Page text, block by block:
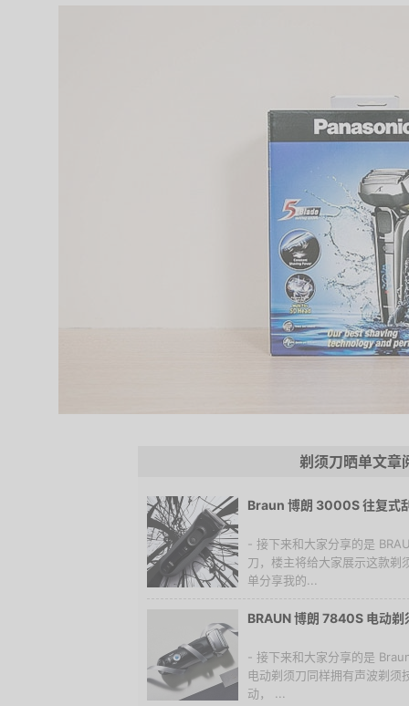
剃须刀晒单文章
Braun 博朗 3000S 往复式
- 接下来和大家分享的是
刀，楼主将给大家展示这款剃
单分享我的...
BRAUN 博朗 7840S 电动剃
- 接下来和大家分享的是
电动剃须刀同样拥有声波剃
动， ...